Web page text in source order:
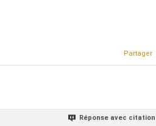
Partager
Réponse avec citation